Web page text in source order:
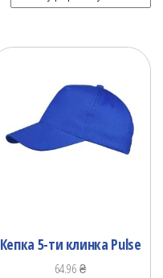
Кепка 5-ти клинка Pulse
64.96₴